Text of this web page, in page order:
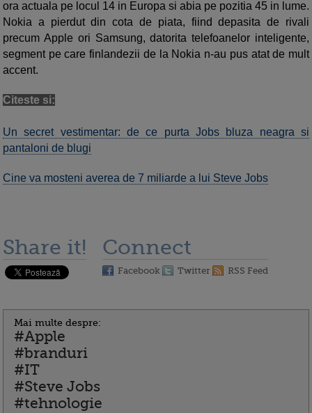
ora actuala pe locul 14 in Europa si abia pe pozitia 45 in lume.
Nokia a pierdut din cota de piata, fiind depasita de rivali
precum Apple ori Samsung, datorita telefoanelor inteligente,
segment pe care finlandezii de la Nokia n-au pus atat de mult
accent.
Citeste si:
Un secret vestimentar: de ce purta Jobs bluza neagra si
pantaloni de blugi
Cine va mosteni averea de 7 miliarde a lui Steve Jobs
Share it! Connect
Facebook Twitter RSS Feed
Mai multe despre:
#Apple
#branduri
#IT
#Steve Jobs
#tehnologie